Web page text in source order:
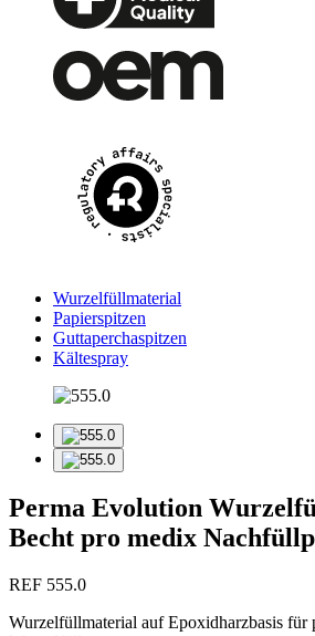
Wurzelfüllmaterial
Papierspitzen
Guttaperchaspitzen
Kältespray
Perma Evolution
Becht pro medix
REF 555.0
Wurzelfüllmaterial auf Epoxidharzbasis für